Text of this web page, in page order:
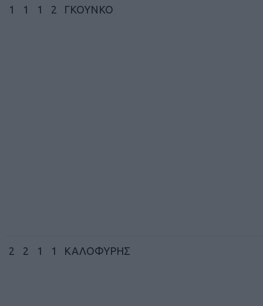
1 1 1 2 ΓΚΟΥΝΚΟ
2 2 1 1 ΚΑΛΟΦΥΡΗΣ